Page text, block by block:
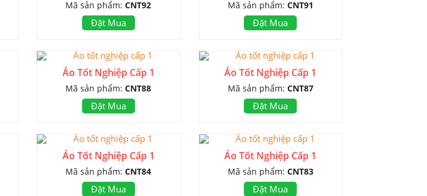
Mã sản phẩm:CNT92
Đặt Mua
Mã sản phẩm: CNT91
Đặt Mua
Áo Tốt Nghiệp Cấp 1
Mã sản phẩm:CNT88
Đặt Mua
Áo Tốt Nghiệp Cấp 1
Mã sản phẩm: CNT87
Đặt Mua
Áo Tốt Nghiệp Cấp 1
Mã sản phẩm:CNT84
Đặt Mua
Áo Tốt Nghiệp Cấp 1
Mã sản phẩm: CNT83
Đặt Mua